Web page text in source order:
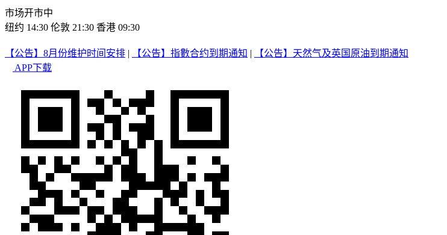
市场开市中
纽约 14:30 伦敦 21:30 香港 09:30
【公告】8月份维护时间安排 | 【公告】指數合约到期通知 |
【公告】天然气及英国原油到期通知
APP下载